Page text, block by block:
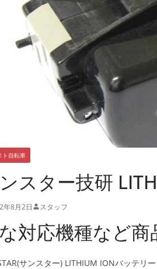
ト自転車
スター技研
年8月2日 スタッフ
対応機種など
サンスター) LITHIUM IONバッテリー